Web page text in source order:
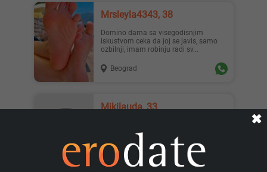
Mrsleyla4343, 38
Domino dama sa visegodisnjim
iskustvom ceka da joj se javis, samo
ozbilnji, imam robinju radi sv...
Beograd
Mikilauda, 33
sam, uredan, normalan, pristojan i
spreman za saradnju. Samo z...
Beograd
✖